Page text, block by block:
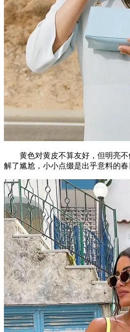
黄色对黄皮不算友好，但明亮不
解了尴尬，小小点缀是出乎意料的春